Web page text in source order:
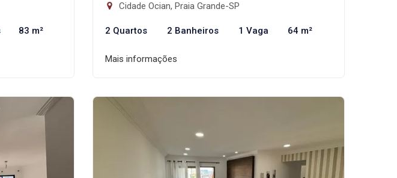
83 m²
Cidade Ocian, Praia Grande-SP
2 Quartos 2 Banheiros 1 Vaga 64 m²
Mais informações